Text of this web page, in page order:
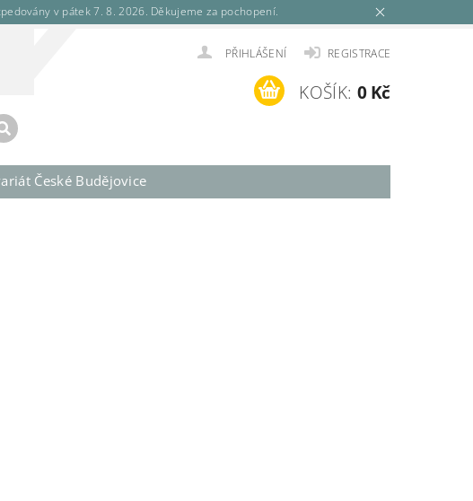
v pátek 7. 8. 2026. Děkujeme za pochopení.
PŘIHLÁŠENÍ REGISTRACE
KOŠÍK: 0 Kč
České Budějovice